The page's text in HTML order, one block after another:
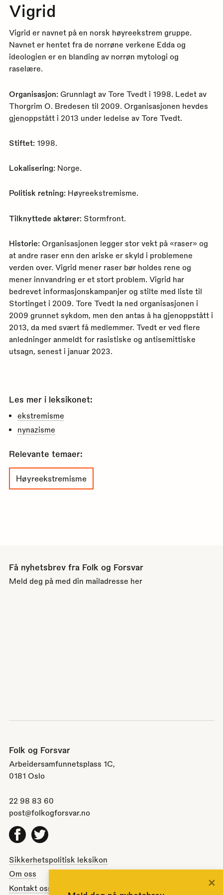
Vigrid
Vigrid er navnet på en norsk høyreekstrem gruppe.
Navnet er hentet fra de norrøne verkene Edda og
ideologien er en blanding av norrøn mytologi og
raselære.
Organisasjon: Grunnlagt av Tore Tvedt i 1998. Ledet av
Thorgrim O. Bredesen til 2009. Organisasjonen hevdes
gjenoppstått i 2013 under ledelse av Tore Tvedt.
Stiftet: 1998.
Lokalisering: Norge.
Politisk retning: Høyreekstremisme.
Tilknyttede aktører: Stormfront.
Historie: Organisasjonen legger stor vekt på «raser» og
at andre raser enn den ariske er skyld i problemene
verden over. Vigrid mener raser bør holdes rene og
mener innvandring er et stort problem. Vigrid har
bedrevet informasjonskampanjer og stilte med liste til
Stortinget i 2009. Tore Tvedt la ned organisasjonen i
2009 grunnet sykdom, men den antas å ha gjenoppstått i
2013, da med svært få medlemmer. Tvedt er ved flere
anledninger anmeldt for rasistiske og antisemittiske
utsagn, senest i januar 2023.
Les mer i leksikonet:
ekstremisme
nynazisme
Relevante temaer:
Høyreekstremisme
Få nyhetsbrev fra Folk og Forsvar
Meld deg på med din mailadresse her
Folk og Forsvar
Arbeidersamfunnetsplass 1C,
0181 Oslo
22 98 83 60
post@folkogforsvar.no
Facebook
Twitter
Sikkerhetspolitisk leksikon
Om oss
Kontakt oss
×